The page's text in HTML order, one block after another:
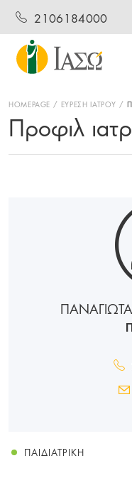
2106184000
HOMEPAGE ΕΥΡΕΣΗ ΙΑΤΡΟΥ
Προφιλ
ΠΑΙΔΙΑΤΡΙΚΉ